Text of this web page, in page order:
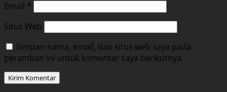
Email *
Situs Web
Simpan nama, email, dan situs web saya pada
peramban ini untuk komentar saya berikutnya.